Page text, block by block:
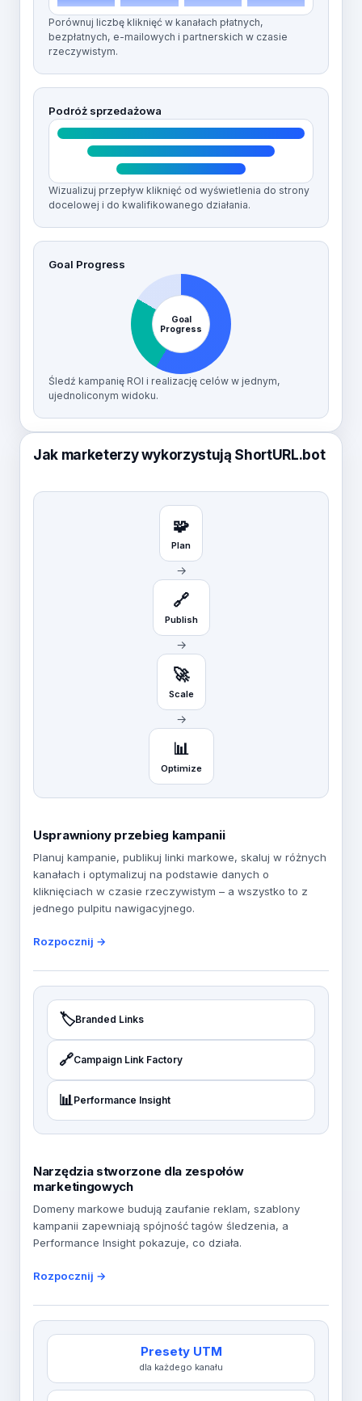
Porównuj liczbę kliknięć w kanałach płatnych,
bezpłatnych, e-mailowych i partnerskich w czasie
rzeczywistym.
Podróż sprzedażowa
Wizualizuj przepływ kliknięć od wyświetlenia do strony
docelowej i do kwalifikowanego działania.
Goal Progress
Goal
Progress
Śledź kampanię ROI i realizację celów w jednym,
ujednoliconym widoku.
Jak marketerzy wykorzystują ShortURL.bot
🧩
Plan
→
🔗
Publish
→
🚀
Scale
→
📊
Optimize
Usprawniony przebieg kampanii
Planuj kampanie, publikuj linki markowe, skaluj w różnych
kanałach i optymalizuj na podstawie danych o
kliknięciach w czasie rzeczywistym – a wszystko to z
jednego pulpitu nawigacyjnego.
Rozpocznij →
🏷️Branded Links
🔗Campaign Link Factory
📊Performance Insight
Narzędzia stworzone dla zespołów
marketingowych
Domeny markowe budują zaufanie reklam, szablony
kampanii zapewniają spójność tagów śledzenia, a
Performance Insight pokazuje, co działa.
Rozpocznij →
Presety UTM
dla każdego kanału